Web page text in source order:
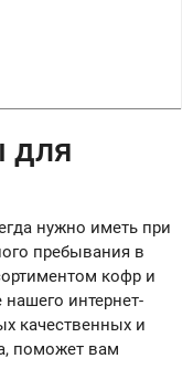
для
нужно иметь при
пребывания в
кофр и
интернет-
качественных и
поможет вам